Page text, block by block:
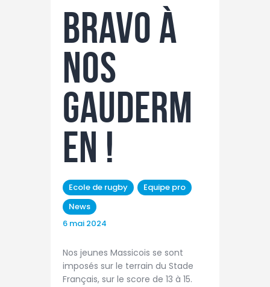
ENTREPRISES &
PARTENAIRES
TAXE D’APPRENTISSAGE
MÉCÉNAT
FORMATION /
RECONVERSION
RSE
ACTUALITÉS
bravo à
nos
gauderm
en !
Ecole de rugby
Equipe pro
News
6 mai 2024
Nos jeunes Massicois se sont
imposés sur le terrain du Stade
Français, sur le score de 13 à 15.